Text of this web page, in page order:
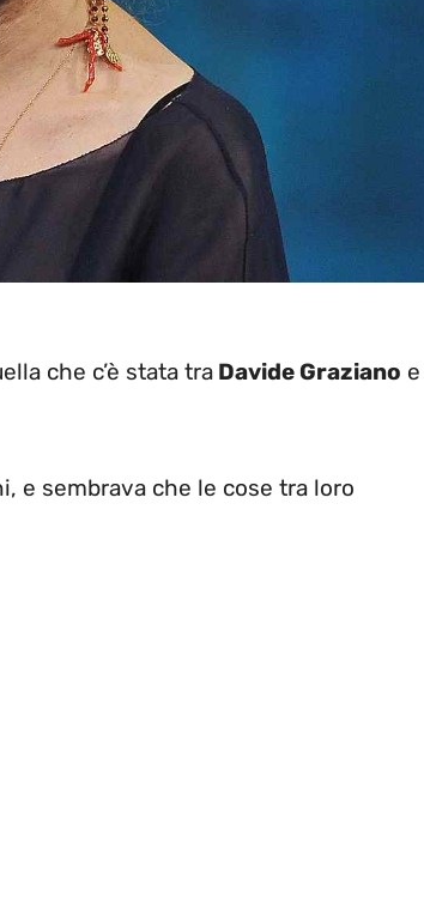
che c’è stata tra Davide Graziano e
e sembrava che le cose tra loro